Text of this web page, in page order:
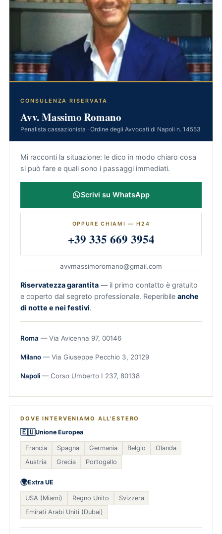
CONSULENZA RISERVATA
Avv. Massimo Romano
Penalista cassazionista · Ordine degli Avvocati di Napoli n. 14553
Mi racconti la situazione: le dico in modo chiaro cosa
si può fare e quali sono i passaggi immediati.
Scrivi su WhatsApp
OPPURE CHIAMI — H24
+39 335 669 3954
avvmassimoromano@gmail.com
Riservatezza garantita — il primo contatto è gratuito
e coperto dal segreto professionale. Reperibile anche
di notte e nei festivi.
Roma — Via Avicenna 97, 00146
Milano — Via Giuseppe Pecchio 3, 20129
Napoli — Corso Umberto I 237, 80138
DOVE INTERVENIAMO ALL'ESTERO
🇪🇺Unione Europea
Francia Spagna Germania Belgio
Olanda
Austria
Grecia Portogallo
🌍Extra UE
USA (Miami) Regno Unito
Svizzera
Emirati Arabi Uniti (Dubai)